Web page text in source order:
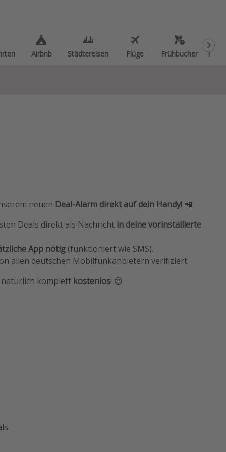
Airbnb Städtereisen Flüge Frühbucher
neuen Deal-Alarm direkt auf dein Handy! 📲
Deals direkt als Nachricht in deine vorinstallierte
App nötig (funktioniert wie SMS).
allen deutschen Mobilfunkanbietern verifiziert.
natürlich komplett kostenlos! 😍